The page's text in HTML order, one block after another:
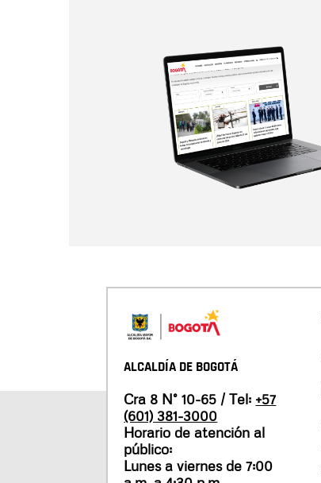
ALCALDÍA DE BOGOTÁ
Cra 8 N° 10-65 / Tel: +57
(601) 381-3000
Horario de atención al
público:
Lunes a viernes de 7:00